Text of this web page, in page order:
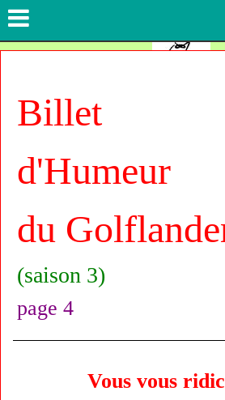
Billet
d'Humeur
du
(saison 3)
page 4
Vous vous